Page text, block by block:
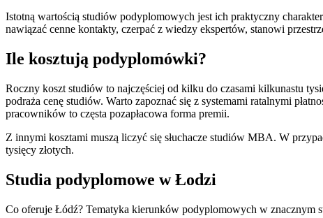
Istotną wartością studiów podyplomowych jest ich praktyczny
nawiązać cenne kontakty, czerpać z wiedzy ekspertów, stanowi
Ile kosztują podyplomówki?
Roczny koszt studiów to najczęściej od kilku do czasami kilkunastu
podraża cenę studiów. Warto zapoznać się z systemami ratalnymi
pracowników to częsta pozapłacowa forma premii.
Z innymi kosztami muszą liczyć się słuchacze studiów MBA. W
tysięcy złotych.
Studia podyplomowe w Łodzi
Co oferuje Łódź? Tematyka kierunków podyplomowych w znacznym